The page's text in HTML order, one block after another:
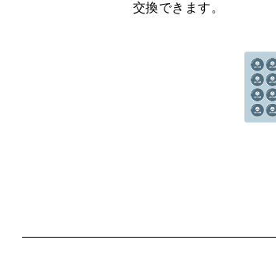
交換できます。